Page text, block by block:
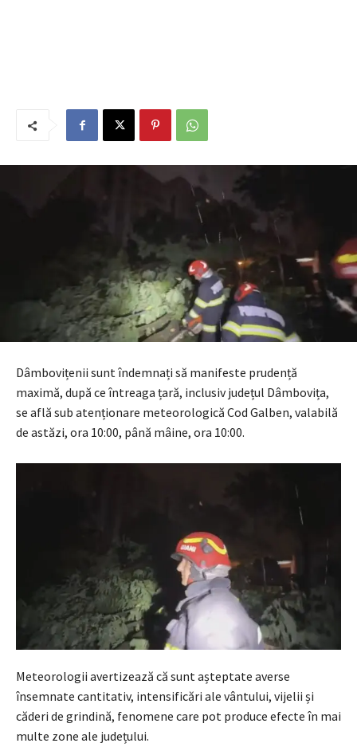
Dâmbovițenii sunt îndemnați să manifeste prudență
maximă, după ce întreaga țară, inclusiv județul Dâmbovița,
se află sub atenționare meteorologică Cod Galben, valabilă
de astăzi, ora 10:00, până mâine, ora 10:00.
Meteorologii avertizează că sunt așteptate averse
însemnate cantitativ, intensificări ale vântului, vijelii și
căderi de grindină, fenomene care pot produce efecte în mai
multe zone ale județului.